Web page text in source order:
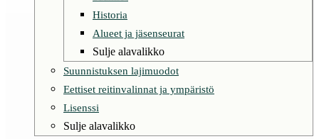
Historia
Alueet ja jäsenseurat
Sulje alavalikko
Suunnistuksen lajimuodot
Eettiset reitinvalinnat ja ympäristö
Lisenssi
Sulje alavalikko